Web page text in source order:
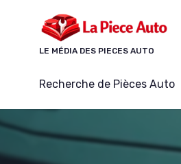
LE MÉDIA DES PIECES AUTO
Recherche de Pièces Auto